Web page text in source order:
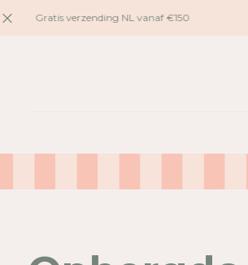
naarGratis verzending NL vanaf €150